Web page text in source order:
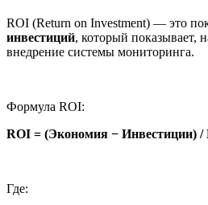
ROI (Return on Investment) — это
инвестиций, который показывает,
внедрение системы мониторинга.
Формула ROI:
ROI = (Экономия − Инвестиции) /
Где: